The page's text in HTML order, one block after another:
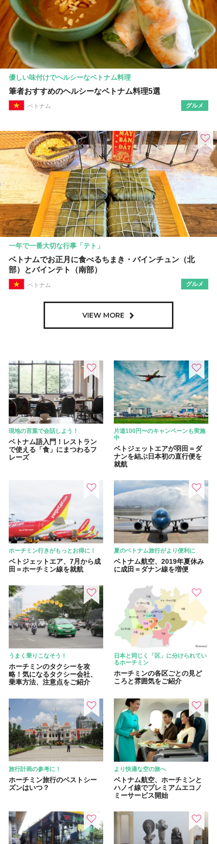
優しい味付けでヘルシーなベトナム料理
筆者おすすめのヘルシーなベトナム料理5選
ベトナム グルメ
一年で一番大切な行事「テト」
ベトナムでお正月に食べるちまき・バインチュン（北
部）とバインテト（南部）
ベトナム グルメ
VIEW MORE
現地の言葉で会話しよう！
ベトナム語入門！レストラン
で使える「食」にまつわるフ
レーズ
片道100円〜のキャンペーンも実施
中
ベトジェットエアが羽田＝ダ
ナンを結ぶ日本初の直行便を
就航
ホーチミン行きがもっとお得に！
ベトジェットエア、7月から成
田＝ホーチミン線を就航
夏のベトナム旅行がより便利に
ベトナム航空、2019年夏休み
に成田＝ダナン線を増便
うまく乗りこなそう！
ホーチミンのタクシーを攻
略！気になるタクシー会社、
乗車方法、注意点をご紹介
日本と同じく「区」に分けられてい
るホーチミン
ホーチミンの各区ごとの見ど
ころと雰囲気をご紹介
旅行計画の参考に！
ホーチミン旅行のベストシー
ズンはいつ？
より快適な空の旅へ
ベトナム航空、ホーチミンと
ハノイ線でプレミアムエコノ
ミーサービス開始